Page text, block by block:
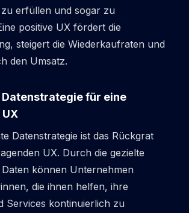
erfüllen und sogar zu
positive UX fördert die
steigert die Wiederkaufraten und
den Umsatz.
für eine
Datenstrategie ist das Rückgrat
UX. Durch die gezielte
können Unternehmen
die ihnen helfen, ihre
Services kontinuierlich zu